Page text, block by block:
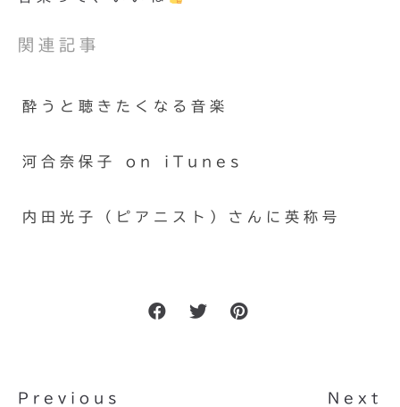
関連記事
酔うと聴きたくなる音楽
河合奈保子 on iTunes
内田光子（ピアニスト）さんに英称号
Previous Next